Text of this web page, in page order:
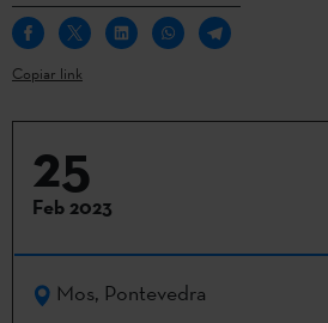
Copiar link
25
Feb 2023
Mos, Pontevedra